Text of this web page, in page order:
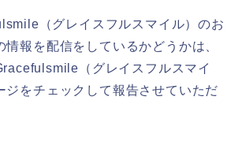
（グレイスフルスマイル）のお
情報を配信をしているかどうかは、
（グレイスフルスマイ
ジをチェックして報告させていただ